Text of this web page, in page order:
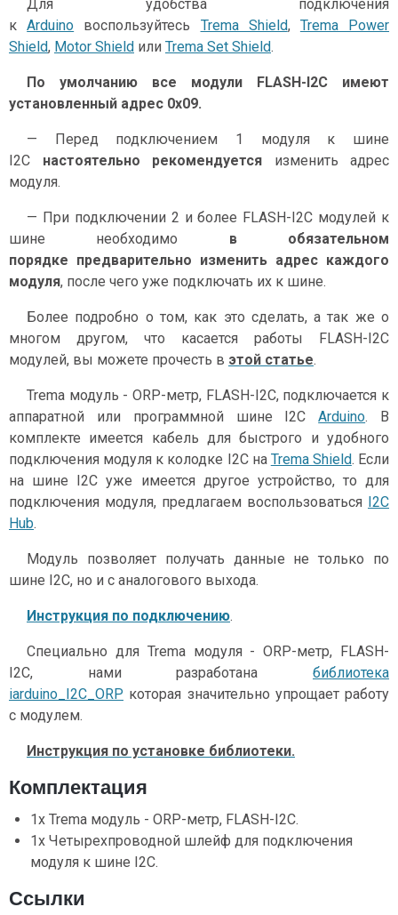
Для удобства подключения
кArduino воспользуйтесь Trema Shield, Trema Power
Shield, Motor Shield или Trema Set Shield.
По умолчанию все модули FLASH-I2C имеют
установленный адрес 0х09.
— Перед подключением 1 модуля к шине
I2C настоятельно рекомендуется изменить адрес
модуля.
— При подключении 2 и более FLASH-I2C модулей к
шине необходимо в обязательном
порядке предварительно изменить адрес каждого
модуля, после чего уже подключать их к шине.
Более подробно о том, как это сделать, а так же о
многом другом, что касается работы FLASH-I2C
модулей, вы можете прочесть в этой статье.
Trema модуль - ORP-метр, FLASH-I2C, подключается к
аппаратной или программной шине I2CArduino. В
комплекте имеется кабель для быстрого и удобного
подключения модуля к колодке I2C на Trema Shield. Если
на шине I2C уже имеется другое устройство, то для
подключения модуля, предлагаем воспользоваться
I2C
Hub.
Модуль позволяет получать данные не только по
шине I2C, но и с аналогового выхода.
Инструкция по подключению.
Специально для Trema модуля - ORP-метр, FLASH-
I2C, нами разработана библиотека
iarduino_I2C_ORP которая значительно упрощает работу
с модулем.
Инструкция по установке библиотеки.
Комплектация
1x Trema модуль - ORP-метр, FLASH-I2C.
1x Четырехпроводной шлейф для подключения
модуля к шине I2C.
Ссылки